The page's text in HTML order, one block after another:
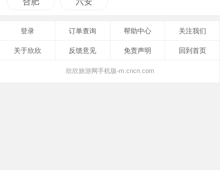
登录 订单查询 帮助中心 关注我们
关于欣欣 反馈意见 免责声明 回到首页
欣欣旅游网手机版-m.cncn.com